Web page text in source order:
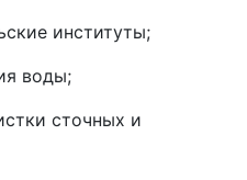
институты;
воды;
сточных и